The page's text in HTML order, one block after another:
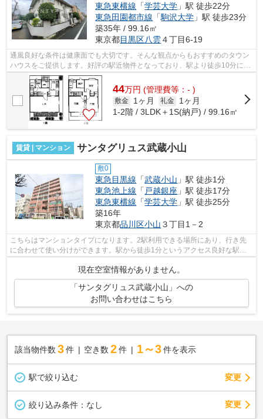
東急東横線 「学芸大学 」駅 徒歩22分
東急田園都市線 「駒沢大学 」駅 徒歩23分
築35年 / 99.16㎡
東京都目黒区八雲４丁目6-19
通風良好な条件は健康面でも大切です。そんな観点からもおすすめのタウン
ハウスをご提供します。好評の駅近物件となっており、駅より徒歩10分に立
地しています。最上階のタウンハウス...
44万円 (管理費等：- )
敷金 1ヶ月 礼金
1ヶ月
1-2階 / 3LDK＋1S(納戸) / 99.16㎡
賃貸 | マンション サンタグリュス武蔵小山
敷0
東急目黒線 「武蔵小山 」駅 徒歩1分
東急池上線 「 戸越銀座 」駅 徒歩17分
東急東横線 「学芸大学 」駅 徒歩25分
築16年
東京都品川区小山 ３丁目1－2
こちらはマンションタイプになります。2駅利用できる場所にあり、行き先
に合わせて使い分けができます。駅から徒歩1分というアクセス良好な駅近
物件はいかがですか。こちらの物件では...
現在空室情報がありません。
「サンタグリュス武蔵小山」への
お問い合わせはこちら
該当物件数 3件 空き数 2 件 1～3 件を表示
駅で絞り込む 変更
絞り込み条件： なし 変更